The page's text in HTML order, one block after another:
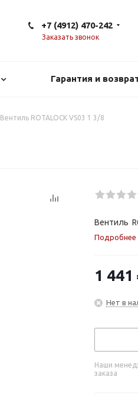
+7 (4912) 470-242
Заказать звонок
Гарантия и
Вентиль ROTALOCK VS03 1 3/8
Вентиль
Подробнее
1 441
Нет в
Наши
заказа